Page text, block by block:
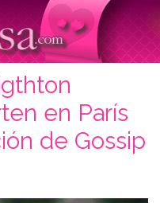
en París
de Gossip